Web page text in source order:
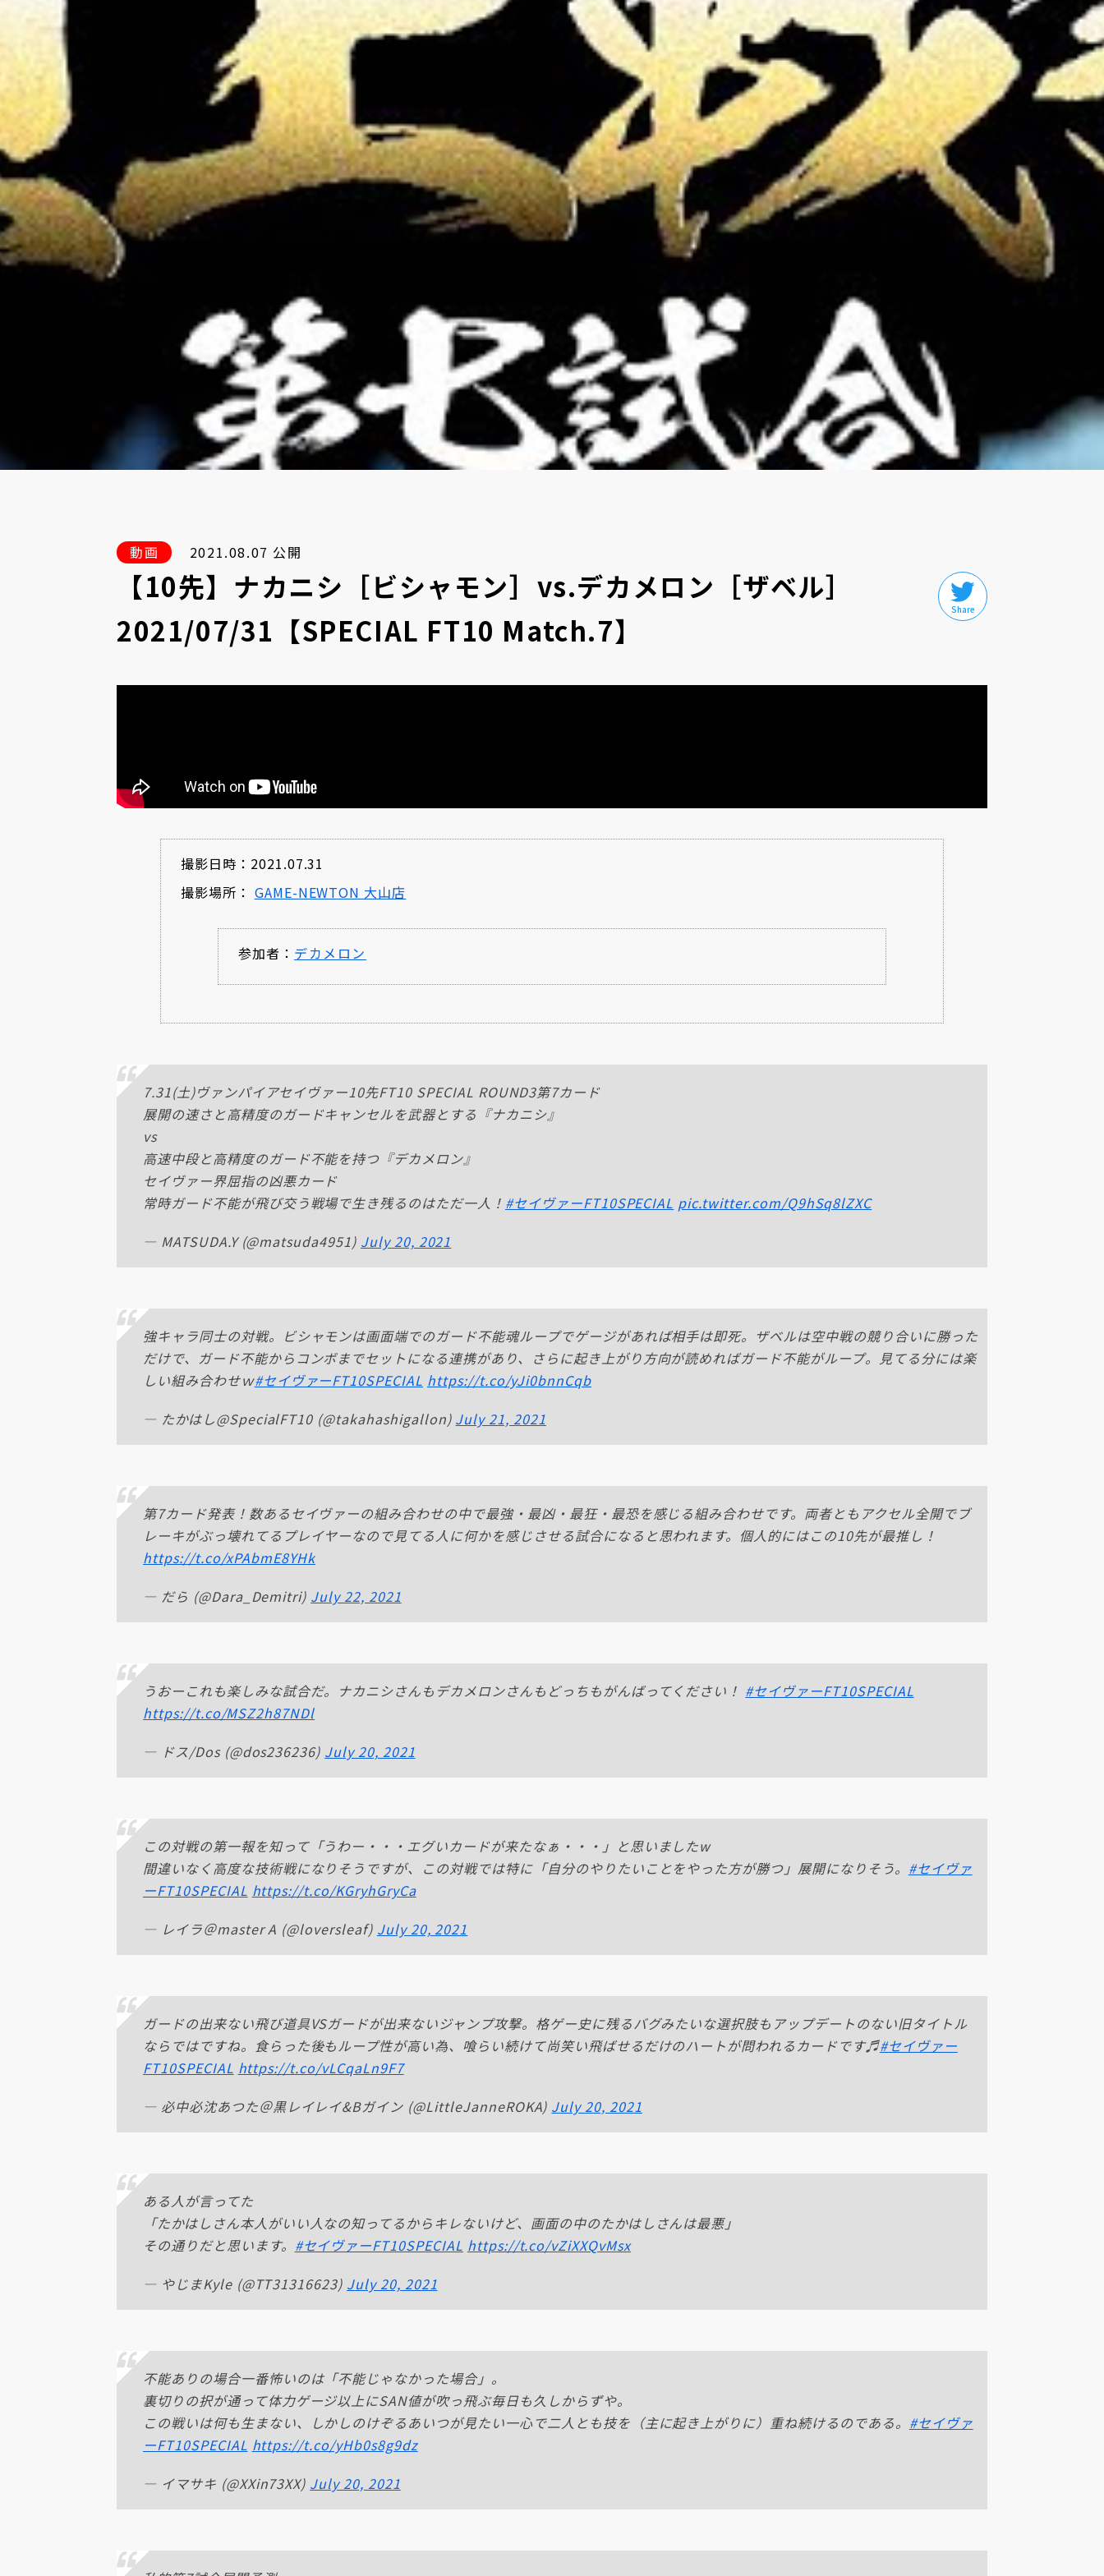
動画 2021.08.07 公開
【10先】ナカニシ［ビシャモン］vs.デカメロン［ザベル］
2021/07/31【SPECIAL FT10 Match.7】
撮影日時：2021.07.31
撮影場所： GAME-NEWTON 大山店
参加者： デカメロン
7.31(土)ヴァンパイアセイヴァー10先FT10 SPECIAL ROUND3第7カード
展開の速さと高精度のガードキャンセルを武器とする『ナカニシ』
vs
高速中段と高精度のガード不能を持つ『デカメロン』
セイヴァー界屈指の凶悪カード
常時ガード不能が飛び交う戦場で生き残るのはただ一人！ #セイヴァーFT10SPECIAL pic.twitter.com/Q9hSq8lZXC
— MATSUDA.Y (@matsuda4951) July 20, 2021
強キャラ同士の対戦。ビシャモンは画面端でのガード不能魂ループでゲージがあれば相手は即死。ザベルは空中戦の競り合いに勝った
だけで、ガード不能からコンボまでセットになる連携があり、さらに起き上がり方向が読めればガード不能がループ。見てる分には楽
しい組み合わせｗ#セイヴァーFT10SPECIAL https://t.co/yJi0bnnCqb
— たかはし@SpecialFT10 (@takahashigallon) July 21, 2021
第7カード発表！数あるセイヴァーの組み合わせの中で最強・最凶・最狂・最恐を感じる組み合わせです。両者ともアクセル全開でブ
レーキがぶっ壊れてるプレイヤーなので見てる人に何かを感じさせる試合になると思われます。個人的にはこの10先が最推し！
https://t.co/xPAbmE8YHk
— だら (@Dara_Demitri) July 22, 2021
うおーこれも楽しみな試合だ。ナカニシさんもデカメロンさんもどっちもがんばってください！ #セイヴァーFT10SPECIAL
https://t.co/MSZ2h87NDl
— ドス/Dos (@dos236236) July 20, 2021
この対戦の第一報を知って「うわー・・・エグいカードが来たなぁ・・・」と思いましたw
間違いなく高度な技術戦になりそうですが、この対戦では特に「自分のやりたいことをやった方が勝つ」展開になりそう。 #セイヴァ
ーFT10SPECIAL https://t.co/KGryhGryCa
— レイラ＠master A (@loversleaf) July 20, 2021
ガードの出来ない飛び道具VSガードが出来ないジャンプ攻撃。格ゲー史に残るバグみたいな選択肢もアップデートのない旧タイトル
ならではですね。食らった後もループ性が高い為、喰らい続けて尚笑い飛ばせるだけのハートが問われるカードです♬#セイヴァー
FT10SPECIAL https://t.co/vLCqaLn9F7
— 必中必沈あつた＠黒レイレイ&Bガイン (@LittleJanneROKA) July 20, 2021
ある人が言ってた
「たかはしさん本人がいい人なの知ってるからキレないけど、画面の中のたかはしさんは最悪」
その通りだと思います。 #セイヴァーFT10SPECIAL https://t.co/vZiXXQvMsx
— やじまKyle (@TT31316623) July 20, 2021
不能ありの場合一番怖いのは「不能じゃなかった場合」。
裏切りの択が通って体力ゲージ以上にSAN値が吹っ飛ぶ毎日も久しからずや。
この戦いは何も生まない、しかしのけぞるあいつが見たい一心で二人とも技を（主に起き上がりに）重ね続けるのである。 #セイヴァ
ーFT10SPECIAL https://t.co/yHb0s8g9dz
— イマサキ (@XXin73XX) July 20, 2021